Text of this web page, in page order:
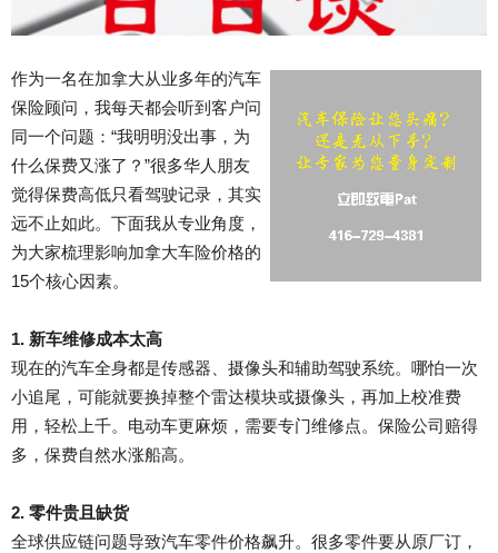
作为一名在加拿大从业多年的汽车
保险顾问，我每天都会听到客户问
同一个问题：“我明明没出事，为
什么保费又涨了？”很多华人朋友
觉得保费高低只看驾驶记录，其实
远不止如此。下面我从专业角度，
为大家梳理影响加拿大车险价格的
15个核心因素。
1. 新车维修成本太高
现在的汽车全身都是传感器、摄像头和辅助驾驶系统。哪怕一次
小追尾，可能就要换掉整个雷达模块或摄像头，再加上校准费
用，轻松上千。电动车更麻烦，需要专门维修点。保险公司赔得
多，保费自然水涨船高。
2. 零件贵且缺货
全球供应链问题导致汽车零件价格飙升。很多零件要从原厂订，